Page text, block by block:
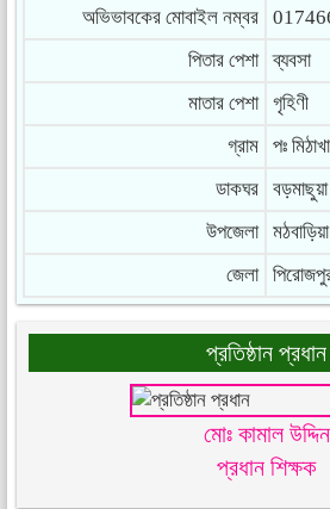
অভিভাবকের মোবাইল নম্বর
পিতার পেশা
ব্যবসা
মাতার পেশা
গৃহিণী
গ্রাম
পঃ
ডাকঘর
বড়মাছুয়া
উপজেলা
মঠবাড়িয়া
জেলা
প্রতিষ্ঠান প্রধান
মোঃ কামাল উদ্দিন
প্রধান শিক্ষক